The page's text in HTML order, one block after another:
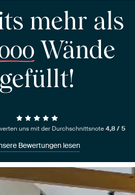
mehr als
Wände
gefüllt!
uns mit der Durchschnittsnote4,8 / 5
Bewertungen lesen